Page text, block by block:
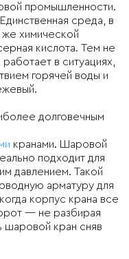
промышленности.
среда, в
же химической
кислота. Тем не
в ситуациях,
горячей воды и
долговечным
кранами. Шаровой
подходит для
давлением. Такой
арматуру для
корпус крана все
— не разбирая
кран сняв